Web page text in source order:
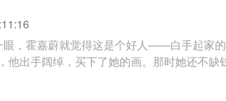
眼，霍嘉蔚就觉得这是个好人——白手起家
他出手阔绰，买下了她的画。那时她还不缺